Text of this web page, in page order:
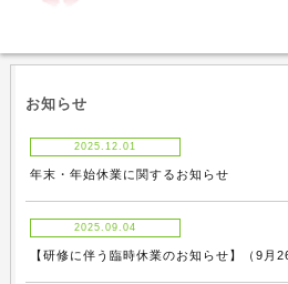
お知らせ
2025.12.01
年末・年始休業に関するお知らせ
2025.09.04
【研修に伴う臨時休業のお知らせ】（9月